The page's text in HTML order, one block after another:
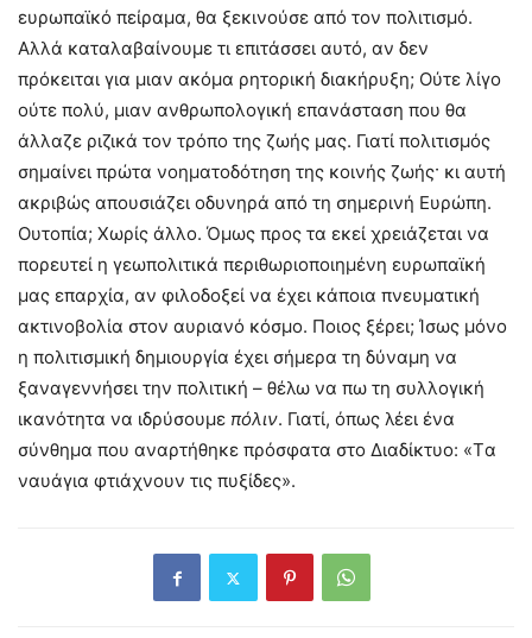
ευρωπαϊκό πείραμα, θα ξεκινούσε από τον πολιτισμό.
Aλλά καταλαβαίνουμε τι επιτάσσει αυτό, αν δεν
πρόκειται για μιαν ακόμα ρητορική διακήρυξη; Oύτε λίγο
ούτε πολύ, μιαν ανθρωπολογική επανάσταση που θα
άλλαζε ριζικά τον τρόπο της ζωής μας. Γιατί πολιτισμός
σημαίνει πρώτα νοηματοδότηση της κοινής ζωής· κι αυτή
ακριβώς απουσιάζει οδυνηρά από τη σημερινή Eυρώπη.
Oυτοπία; Xωρίς άλλο. Όμως προς τα εκεί χρειάζεται να
πορευτεί η γεωπολιτικά περιθωριοποιημένη ευρωπαϊκή
μας επαρχία, αν φιλοδοξεί να έχει κάποια πνευματική
ακτινοβολία στον αυριανό κόσμο. Ποιος ξέρει; Ίσως μόνο
η πολιτισμική δημιουργία έχει σήμερα τη δύναμη να
ξαναγεννήσει την πολιτική – θέλω να πω τη συλλογική
ικανότητα να ιδρύσουμε πόλιν. Γιατί, όπως λέει ένα
σύνθημα που αναρτήθηκε πρόσφατα στο Διαδίκτυο: «Tα
ναυάγια φτιάχνουν τις πυξίδες».